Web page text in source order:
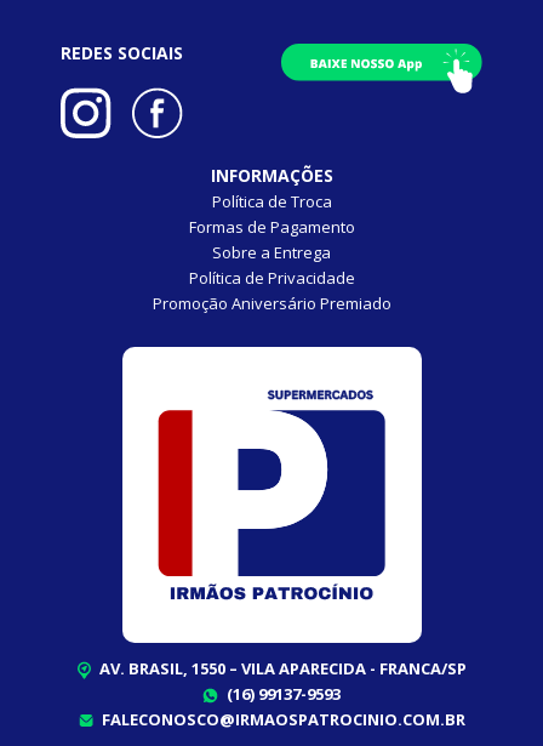
REDES SOCIAIS
INFORMAÇÕES
Política de Troca
Formas de Pagamento
Sobre a Entrega
Política de Privacidade
Promoção Aniversário Premiado
AV. BRASIL, 1550 – VILA APARECIDA - FRANCA/SP
(16) 99137-9593
FALECONOSCO@IRMAOSPATROCINIO.COM.BR